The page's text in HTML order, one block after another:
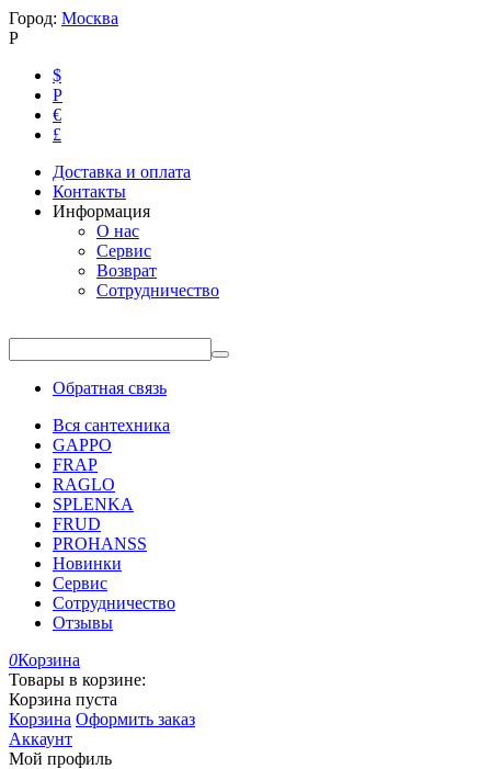
Город: Москва
Р
$
Р
€
£
Доставка и оплата
Контакты
Информация
О нас
Сервис
Возврат
Сотрудничество
Обратная связь
Вся сантехника
GAPPO
FRAP
RAGLO
SPLENKA
FRUD
PROHANSS
Новинки
Сервис
Сотрудничество
Отзывы
0Корзина
Товары в корзине:
Корзина пуста
Корзина Оформить заказ
Аккаунт
Мой профиль